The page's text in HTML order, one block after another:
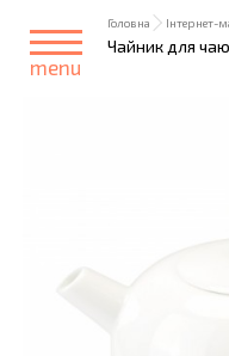
menu
Головна Інтернет-
Чайник для чаю